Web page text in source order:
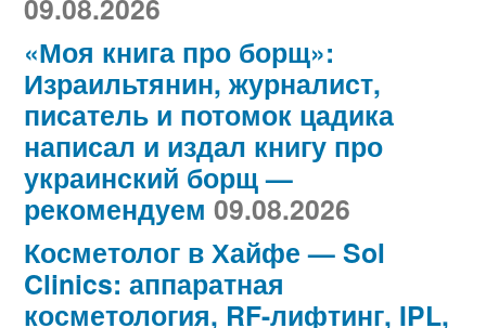
09.08.2026
«Моя книга про борщ»:
Израильтянин, журналист,
писатель и потомок цадика
написал и издал книгу про
украинский борщ —
рекомендуем 09.08.2026
Косметолог в Хайфе — Sol
Clinics: аппаратная
косметология, RF-лифтинг, IPL,